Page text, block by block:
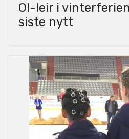
OI-leir i
siste nytt